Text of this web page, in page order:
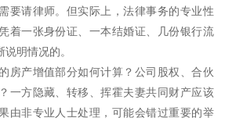
要请律师。但实际上，法律事务的专业性
着一张身份证、一本结婚证、几份银行流
明情况的。
房产增值部分如何计算？公司股权、合伙
一方隐藏、转移、挥霍夫妻共同财产应该
由非专业人士处理，可能会错过重要的举